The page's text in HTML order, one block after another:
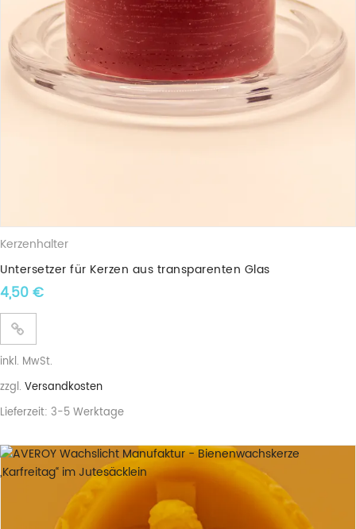
Kerzenhalter
Untersetzer für Kerzen aus transparenten Glas
4,50€
inkl. MwSt.
zzgl. Versandkosten
Lieferzeit: 3-5 Werktage